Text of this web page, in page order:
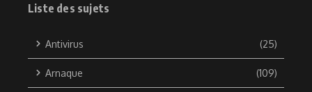
Liste des sujets
Antivirus (25)
Arnaque (109)